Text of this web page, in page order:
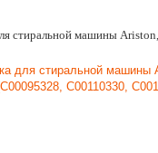
стиральной машины